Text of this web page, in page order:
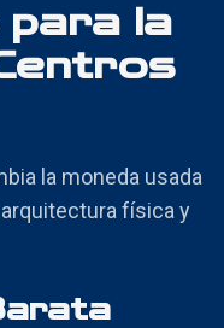
para la
la moneda usada
física y